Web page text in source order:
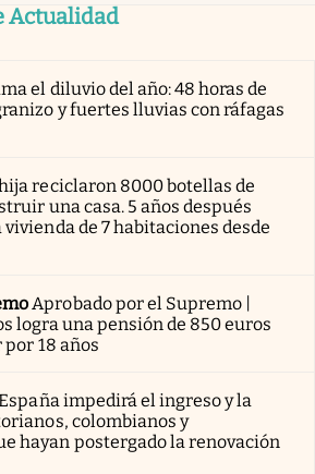
Actualidad
el diluvio del año: 48 horas de
y fuertes lluvias con ráfagas
reciclaron 8000 botellas de
una casa. 5 años después
de 7 habitaciones desde
Aprobado por el Supremo |
logra una pensión de 850 euros
18 años
impedirá el ingreso y la
colombianos y
hayan postergado la renovación